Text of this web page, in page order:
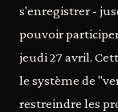
s'enregistrer -
pouvoir
jeudi 27 avril.
le système de
restreindre les